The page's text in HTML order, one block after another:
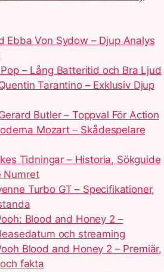
Ebba Von Sydow – Djup Analys
– Lång Batteritid och Bra Ljud
Tarantino – Exklusiv Djup
Butler – Toppval För Action
Mozart – Skådespelare
Tidningar – Historia, Sökguide
Numret
Turbo GT – Specifikationer,
Blood and Honey 2 –
och streaming
Blood and Honey 2 – Premiär,
fakta